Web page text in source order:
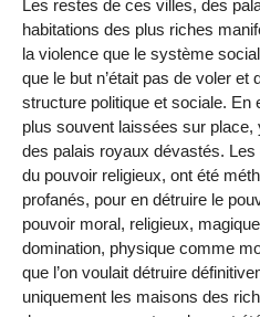
Les restes de ces villes, des
habitations des plus riches
la violence que le système
que le but n’était pas de voler et
structure politique et sociale. En
plus souvent laissées sur
des palais royaux dévastés.
du pouvoir religieux, ont été
profanés, pour en détruire le
pouvoir moral, religieux,
domination, physique comme
que l’on voulait détruire
uniquement les maisons des